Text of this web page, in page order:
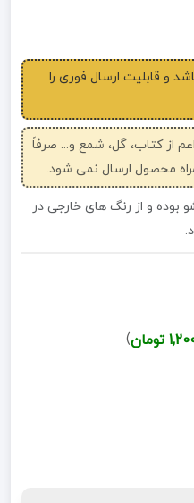
و قابلیت ارسال فوری را
از کتاب، گل، شمع و... صرفاً
محصول ارسال نمی شود.
بوده و از رنگ های خارجی در
تومان
)